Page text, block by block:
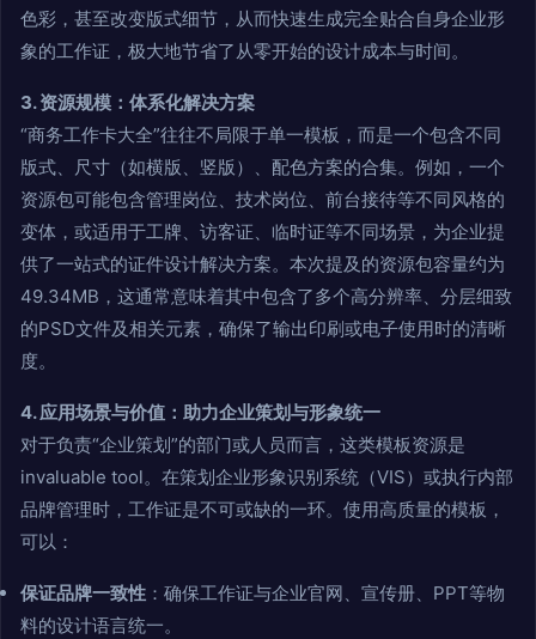
色彩，甚至改变版式细节，从而快速生成完全贴合自身企业形
象的工作证，极大地节省了从零开始的设计成本与时间。
3. 资源规模：体系化解决方案
“商务工作卡大全”往往不局限于单一模板，而是一个包含不同
版式、尺寸（如横版、竖版）、配色方案的合集。例如，一个
资源包可能包含管理岗位、技术岗位、前台接待等不同风格的
变体，或适用于工牌、访客证、临时证等不同场景，为企业提
供了一站式的证件设计解决方案。本次提及的资源包容量约为
49.34MB，这通常意味着其中包含了多个高分辨率、分层细致
的PSD文件及相关元素，确保了输出印刷或电子使用时的清晰
度。
4. 应用场景与价值：助力企业策划与形象统一
对于负责“企业策划”的部门或人员而言，这类模板资源是
invaluable tool。在策划企业形象识别系统（VIS）或执行内部
品牌管理时，工作证是不可或缺的一环。使用高质量的模板，
可以：
保证品牌一致性 ：确保工作证与企业官网、宣传册、PPT等物
料的设计语言统一。